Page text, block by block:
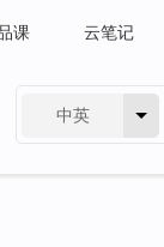
课 云笔记
中英